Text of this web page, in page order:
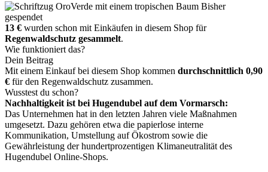
Bisher
gespendet
13 € wurden schon mit Einkäufen in diesem Shop für
Regenwaldschutz gesammelt.
Wie funktioniert das?
Dein Beitrag
Mit einem Einkauf bei diesem Shop kommen durchschnittlich 0,90
€ für den Regenwaldschutz zusammen.
Wusstest du schon?
Nachhaltigkeit ist bei Hugendubel auf dem Vormarsch:
Das Unternehmen hat in den letzten Jahren viele Maßnahmen
umgesetzt. Dazu gehören etwa die papierlose interne
Kommunikation, Umstellung auf Ökostrom sowie die
Gewährleistung der hundertprozentigen Klimaneutralität des
Hugendubel Online-Shops.